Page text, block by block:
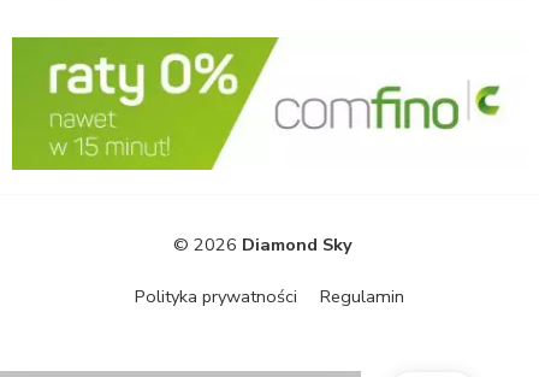
© 2026 Diamond Sky
Polityka prywatności Regulamin